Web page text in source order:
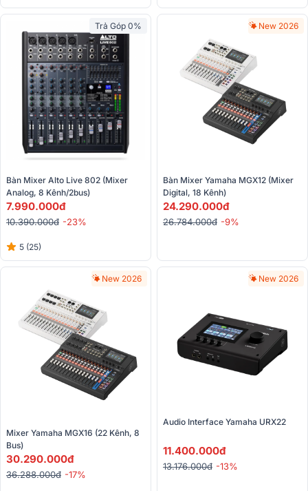
Trả Góp 0%
Bàn Mixer Alto Live 802 (Mixer
Analog, 8 Kênh/2bus)
7.990.000đ
10.390.000đ -23%
5 (25)
New 2026
Bàn Mixer Yamaha MGX12 (Mixer
Digital, 18 Kênh)
24.290.000đ
26.784.000đ -9%
New 2026
Mixer Yamaha MGX16 (22 Kênh, 8
Bus)
30.290.000đ
36.288.000đ -17%
New 2026
Audio Interface Yamaha URX22
11.400.000đ
13.176.000đ -13%